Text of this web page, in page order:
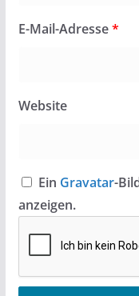
E-Mail-Adresse*
Website
Ein Gravatar-
anzeigen.